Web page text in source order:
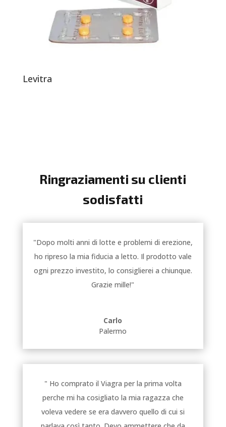
Levitra
Ringraziamenti su clienti
sodisfatti
"Dopo molti anni di lotte e problemi di erezione,
ho ripreso la mia fiducia a letto. Il prodotto vale
ogni prezzo investito, lo consiglierei a chiunque.
Grazie mille!"
Carlo
Palermo
" Ho comprato il Viagra per la prima volta
perche mi ha cosigliato la mia ragazza che
voleva vedere se era davvero quello di cui si